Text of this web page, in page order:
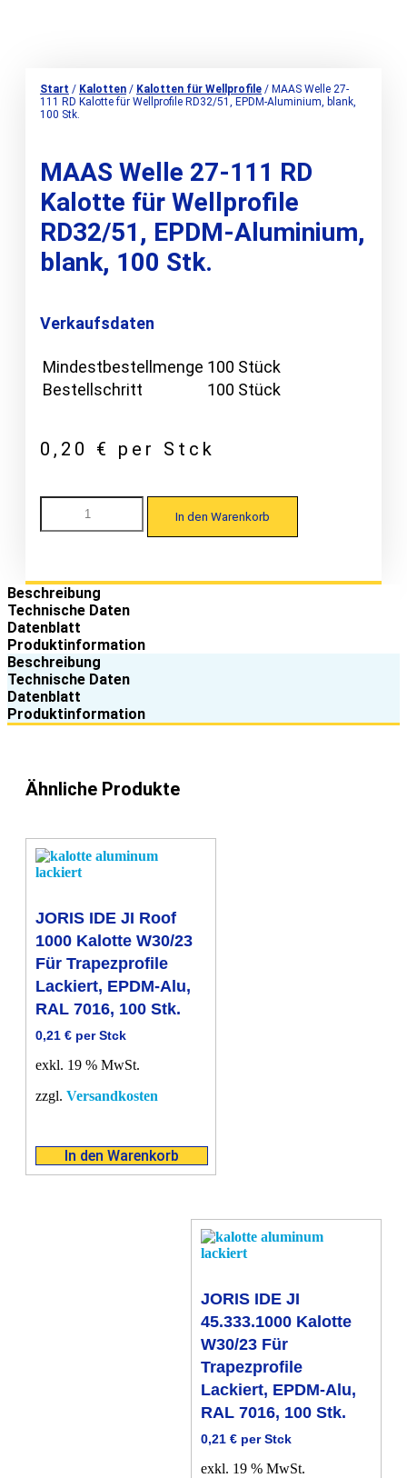
Start / Kalotten / Kalotten für Wellprofile / MAAS Welle 27-
111 RD Kalotte für Wellprofile RD32/51, EPDM-Aluminium, blank,
100 Stk.
MAAS Welle 27-111 RD
Kalotte für Wellprofile
RD32/51, EPDM-Aluminium,
blank, 100 Stk.
Verkaufsdaten
Mindestbestellmenge 100 Stück
Bestellschritt
100 Stück
0,20 € per Stck
27-
Kalotte
für
Wellprofile
RD32/51,
EPDM-
Aluminium,
blank,
100
Stk.
In den Warenkorb
Beschreibung
Technische Daten
Datenblatt
Produktinformation
Beschreibung
Technische Daten
Datenblatt
Produktinformation
Ähnliche Produkte
JORIS IDE JI Roof
1000 Kalotte W30/23
Für Trapezprofile
Lackiert, EPDM-Alu,
RAL 7016, 100 Stk.
0,21 € per Stck
exkl. 19 % MwSt.
zzgl. Versandkosten
In den Warenkorb
JORIS IDE JI
45.333.1000 Kalotte
W30/23 Für
Trapezprofile
Lackiert, EPDM-Alu,
RAL 7016, 100 Stk.
0,21 € per Stck
exkl. 19 % MwSt.